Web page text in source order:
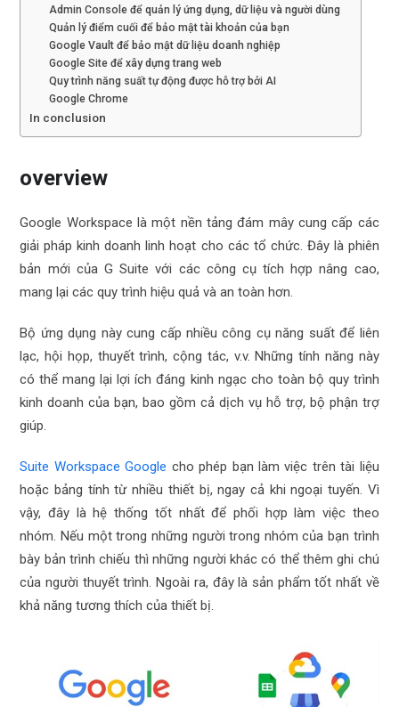
Admin Console để quản lý ứng dụng, dữ liệu và người dùng
Quản lý điểm cuối để bảo mật tài khoản của bạn
Google Vault để bảo mật dữ liệu doanh nghiệp
Google Site để xây dựng trang web
Quy trình năng suất tự động được hỗ trợ bởi AI
Google Chrome
In conclusion
overview
Google Workspace là một nền tảng đám mây cung cấp các
giải pháp kinh doanh linh hoạt cho các tổ chức. Đây là phiên
bản mới của G Suite với các công cụ tích hợp nâng cao,
mang lại các quy trình hiệu quả và an toàn hơn.
Bộ ứng dụng này cung cấp nhiều công cụ năng suất để liên
lạc, hội họp, thuyết trình, cộng tác, v.v. Những tính năng này
có thể mang lại lợi ích đáng kinh ngạc cho toàn bộ quy trình
kinh doanh của bạn, bao gồm cả dịch vụ hỗ trợ, bộ phận trợ
giúp.
Suite Workspace Google cho phép bạn làm việc trên tài liệu
hoặc bảng tính từ nhiều thiết bị, ngay cả khi ngoại tuyến. Vì
vậy, đây là hệ thống tốt nhất để phối hợp làm việc theo
nhóm. Nếu một trong những người trong nhóm của bạn trình
bày bản trình chiếu thì những người khác có thể thêm ghi chú
của người thuyết trình. Ngoài ra, đây là sản phẩm tốt nhất về
khả năng tương thích của thiết bị.